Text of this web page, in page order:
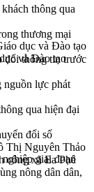
thông qua
thương mại
đổi thông tin trước
nguồn lực phát
qua hiện đại
đổi số
Thị Nguyên Thảo
công xã Ea Phê
nông dân dân,
dục và Đào tạo
và Đào tạo
giai đoạn